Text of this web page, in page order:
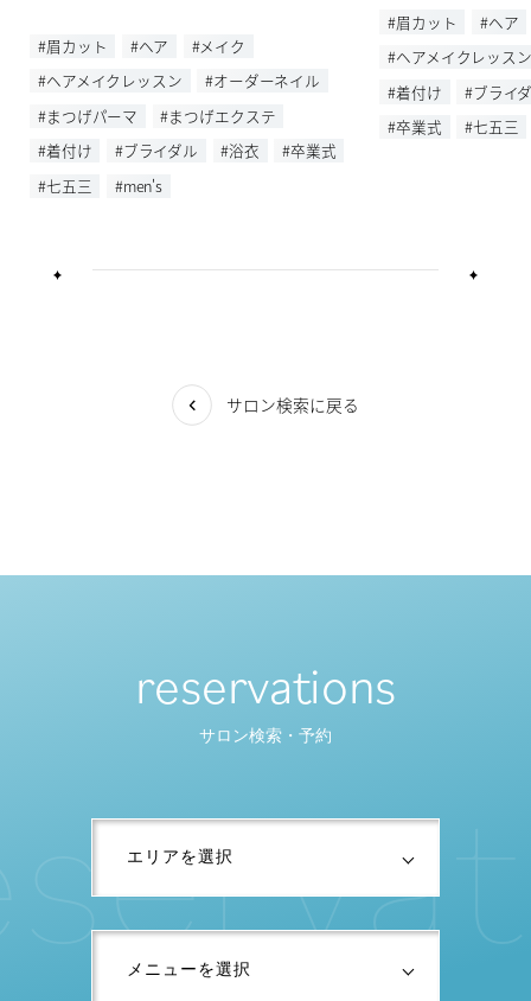
#眉カット #ヘア
#メイク
#ヘアメイクレッスン
#オーダーネイル
#まつげパーマ
#まつげエクステ
#着付け
#ブライダル #浴衣
#卒業式
#七五三
#men's
#眉カット
#ヘア
#ヘアメイクレッスン
#着付け
#ブライ
#卒業式
#七五三
サロン検索に戻る
reservations
サロン検索・予約
ervati